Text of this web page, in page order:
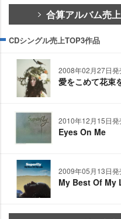
合算アルバム売
CDシングル売上TOP3作品
2008年02月27日発
愛をこめて花束
2010年12月15日発
Eyes On Me
2009年05月13日発
My Best Of My